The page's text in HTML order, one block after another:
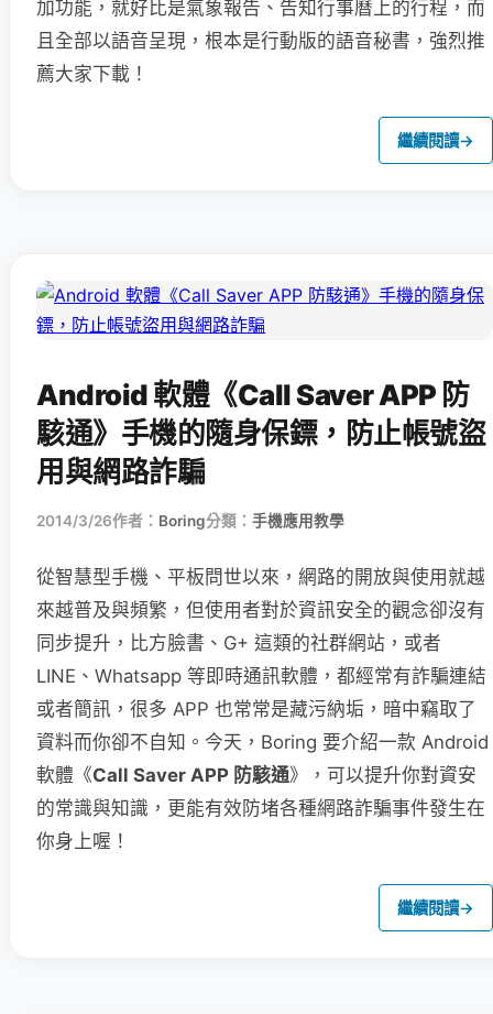
加功能，就好比是氣象報告、告知行事曆上的行程，而
且全部以語音呈現，根本是行動版的語音秘書，強烈推
薦大家下載！
繼續閱讀→
Android 軟體《Call Saver APP 防
駭通》手機的隨身保鏢，防止帳號盜
用與網路詐騙
2014/3/26作者： Boring分類： 手機應用教學
從智慧型手機、平板問世以來，網路的開放與使用就越
來越普及與頻繁，但使用者對於資訊安全的觀念卻沒有
同步提升，比方臉書、G+ 這類的社群網站，或者
LINE、Whatsapp 等即時通訊軟體，都經常有詐騙連結
或者簡訊，很多 APP 也常常是藏污納垢，暗中竊取了
資料而你卻不自知。今天，Boring 要介紹一款 Android
軟體《Call Saver APP 防駭通》，可以提升你對資安
的常識與知識，更能有效防堵各種網路詐騙事件發生在
你身上喔！
繼續閱讀→